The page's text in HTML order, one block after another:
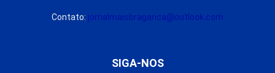
Contato: jornalmaisbraganca@outlook.com
SIGA-NOS